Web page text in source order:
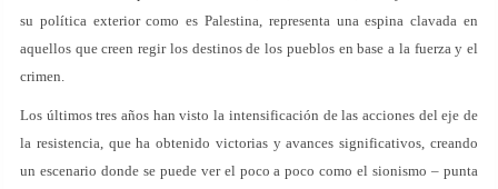
su política exterior como es Palestina, representa una espina clavada en
aquellos que creen regir los destinos de los pueblos en base a la fuerza y el
crimen.
Los últimos tres años han visto la intensificación de las acciones del eje de
la resistencia, que ha obtenido victorias y avances significativos, creando
un escenario donde se puede ver el poco a poco como el sionismo – punta